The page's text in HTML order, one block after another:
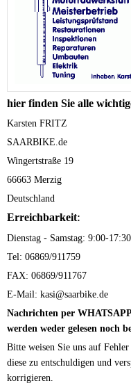
hier finden Sie alle
Karsten FRITZ
SAARBIKE.de
Wingertstraße 19
66663 Merzig
Deutschland
Erreichbarkeit:
Dienstag - Samstag: 9:00-17:30
Tel: 06869/911759
FAX: 06869/911767
E-Mail: kasi@saarbike.de
Nachrichten per
werden weder gelesen noch
Bitte weisen Sie uns auf
diese zu entschuldigen und
korrigieren.